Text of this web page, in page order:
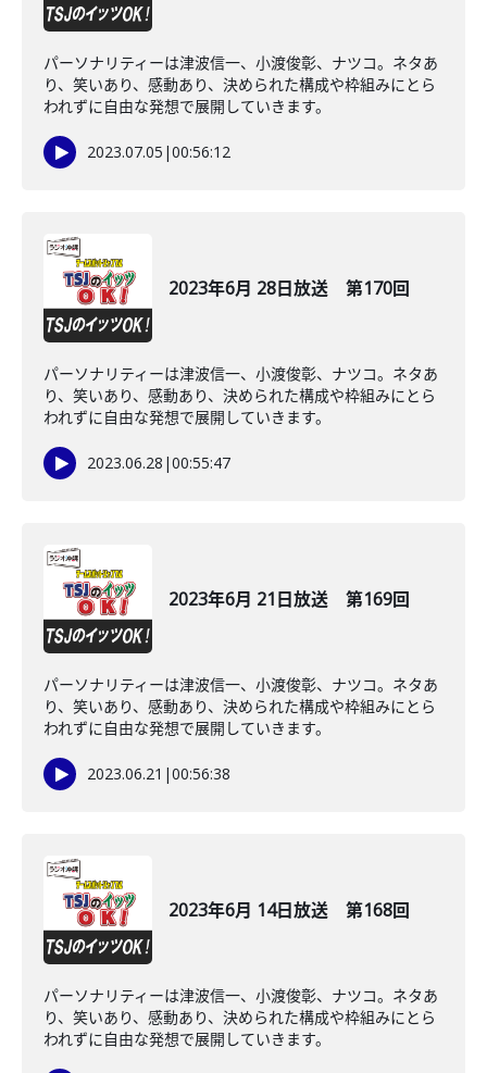
パーソナリティーは津波信一、小渡俊彰、ナツコ。ネタあ
り、笑いあり、感動あり、決められた構成や枠組みにとら
われずに自由な発想で展開していきます。
2023.07.05 |00:56:12
2023年6月 28日放送 第170回
パーソナリティーは津波信一、小渡俊彰、ナツコ。ネタあ
り、笑いあり、感動あり、決められた構成や枠組みにとら
われずに自由な発想で展開していきます。
2023.06.28 |00:55:47
2023年6月 21日放送 第169回
パーソナリティーは津波信一、小渡俊彰、ナツコ。ネタあ
り、笑いあり、感動あり、決められた構成や枠組みにとら
われずに自由な発想で展開していきます。
2023.06.21 |00:56:38
2023年6月 14日放送 第168回
パーソナリティーは津波信一、小渡俊彰、ナツコ。ネタあ
り、笑いあり、感動あり、決められた構成や枠組みにとら
われずに自由な発想で展開していきます。